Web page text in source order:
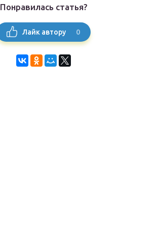
Понравилась статья?
Лайк автору 0